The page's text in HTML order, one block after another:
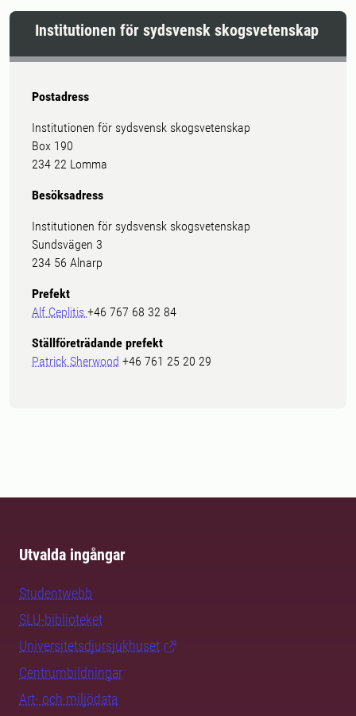
Institutionen för sydsvensk skogsvetenskap
Postadress
Institutionen för sydsvensk skogsvetenskap
Box 190
234 22 Lomma
Besöksadress
Institutionen för sydsvensk skogsvetenskap
Sundsvägen 3
234 56 Alnarp
Prefekt
Alf Ceplitis +46 767 68 32 84
Ställföreträdande prefekt
Patrick Sherwood +46 761 25 20 29
Utvalda ingångar
Studentwebb
SLU-biblioteket
Universitetsdjursjukhuset
Centrumbildningar
Art- och miljödata